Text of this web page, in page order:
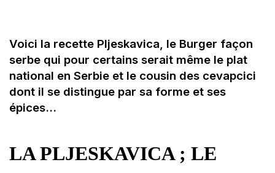
Voici la recette Pljeskavica, le Burger façon
serbe qui pour certains serait même le plat
national en Serbie et le cousin des cevapcici
dont il se distingue par sa forme et ses
épices…
LA PLJESKAVICA ; LE